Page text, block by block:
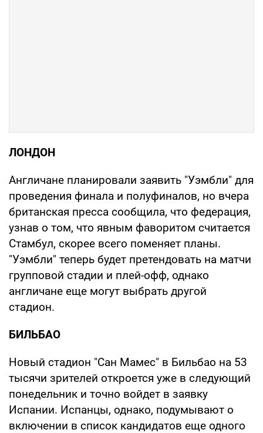
ЛОНДОН
Англичане планировали заявить "Уэмбли" для
проведения финала и полуфиналов, но вчера
британская пресса сообщила, что федерация,
узнав о том, что явным фаворитом считается
Стамбул, скорее всего поменяет планы.
"Уэмбли" теперь будет претендовать на матчи
групповой стадии и плей-офф, однако
англичане еще могут выбрать другой
стадион.
БИЛЬБАО
Новый стадион "Сан Мамес" в Бильбао на 53
тысячи зрителей откроется уже в следующий
понедельник и точно войдет в заявку
Испании. Испанцы, однако, подумывают о
включении в список кандидатов еще одного